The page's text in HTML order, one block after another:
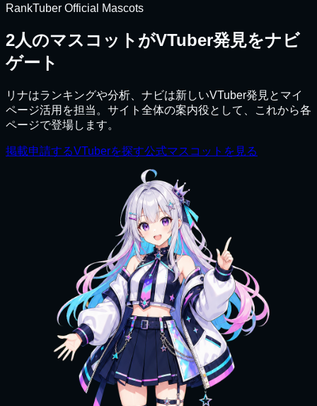
RankTuber Official Mascots
2人のマスコットがVTuber発見をナビ
ゲート
リナはランキングや分析、ナビは新しいVTuber発見とマイ
ページ活用を担当。サイト全体の案内役として、これから各
ページで登場します。
掲載申請するVTuberを探す公式マスコットを見る